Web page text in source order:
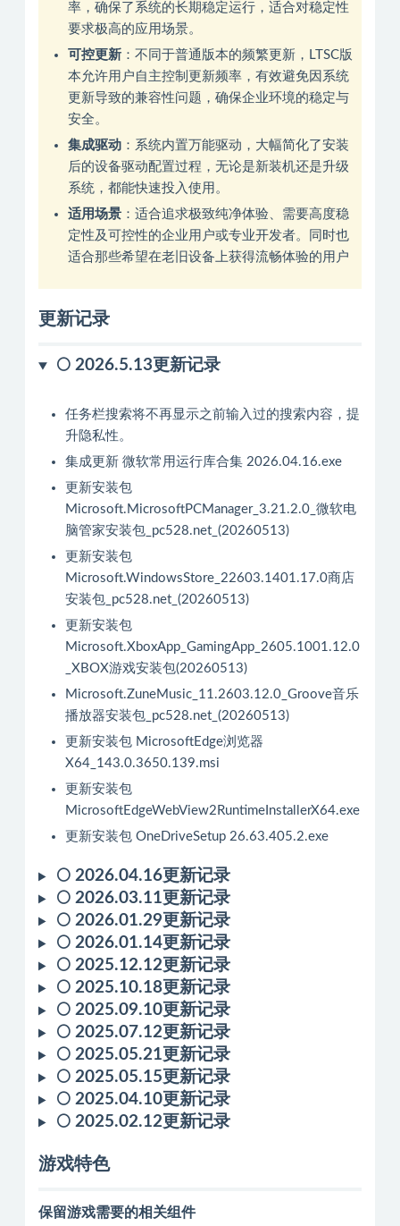
率，确保了系统的长期稳定运行，适合对稳定性
要求极高的应用场景‌。
可控更新 ‌：不同于普通版本的频繁更新，LTSC版
本允许用户自主控制更新频率，有效避免因系统
更新导致的兼容性问题，确保企业环境的稳定与
安全‌。
集成驱动 ‌：系统内置万能驱动，大幅简化了安装
后的设备驱动配置过程，无论是新装机还是升级
系统，都能快速投入使用‌。
适用场景 ‌：适合追求极致纯净体验、需要高度稳
定性及可控性的企业用户或专业开发者。同时也
适合那些希望在老旧设备上获得流畅体验的用户‌
更新记录
🌕 2026.5.13更新记录
任务栏搜索将不再显示之前输入过的搜索内容，提
升隐私性。
集成更新 微软常用运行库合集 2026.04.16.exe
更新安装包
Microsoft.MicrosoftPCManager_3.21.2.0_微软电
脑管家安装包_pc528.net_(20260513)
更新安装包
Microsoft.WindowsStore_22603.1401.17.0商店
安装包_pc528.net_(20260513)
更新安装包
Microsoft.XboxApp_GamingApp_2605.1001.12.0
_XBOX游戏安装包(20260513)
Microsoft.ZuneMusic_11.2603.12.0_Groove音乐
播放器安装包_pc528.net_(20260513)
更新安装包 MicrosoftEdge浏览器
X64_143.0.3650.139.msi
更新安装包
MicrosoftEdgeWebView2RuntimeInstallerX64.exe
更新安装包 OneDriveSetup 26.63.405.2.exe
🌕 2026.04.16更新记录
🌕 2026.03.11更新记录
🌕 2026.01.29更新记录
🌕 2026.01.14更新记录
🌕 2025.12.12更新记录
🌕 2025.10.18更新记录
🌕 2025.09.10更新记录
🌕 2025.07.12更新记录
🌕 2025.05.21更新记录
🌕 2025.05.15更新记录
🌕 2025.04.10更新记录
🌕 2025.02.12更新记录
游戏特色
保留游戏需要的相关组件